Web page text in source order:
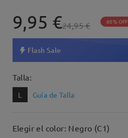
9,95 €24,95 € 60% OFF
Flash Sale
Talla:
L Guía de Talla
Elegir el color: Negro (C1)